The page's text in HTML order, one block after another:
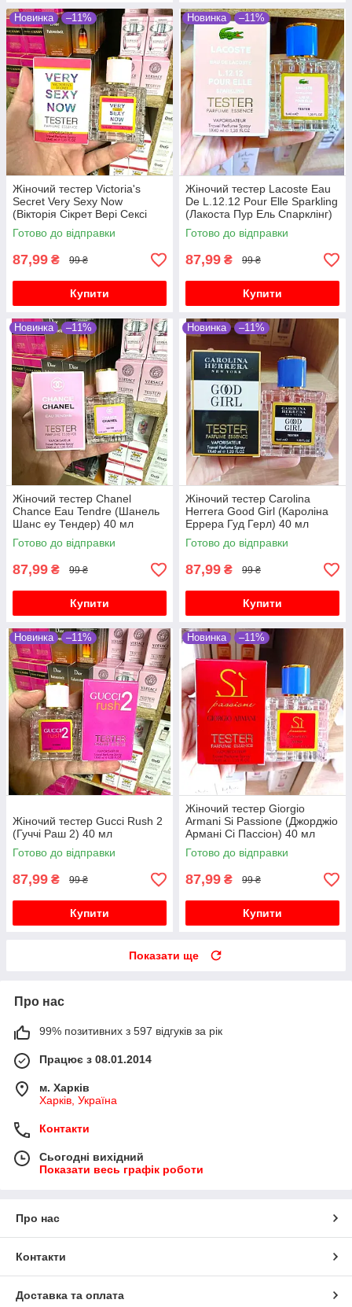
Новинка –11%
Жіночий тестер Victoria's
Secret Very Sexy Now
(Вікторія Сікрет Вері Сексі
Нау) 40 мл
Готово до відправки
87,99 ₴ 99 ₴
Купити
Новинка –11%
Жіночий тестер Lacoste Eau
De L.12.12 Pour Elle Sparkling
(Лакоста Пур Ель Спарклінг)
40 мл
Готово до відправки
87,99 ₴ 99 ₴
Купити
Новинка –11%
Жіночий тестер Chanel
Chance Eau Tendre (Шанель
Шанс еу Тендер) 40 мл
Готово до відправки
87,99 ₴ 99 ₴
Купити
Новинка –11%
Жіночий тестер Carolina
Herrera Good Girl (Кароліна
Еррера Гуд Герл) 40 мл
Готово до відправки
87,99 ₴ 99 ₴
Купити
Новинка –11%
Жіночий тестер Gucci Rush 2
(Гуччі Раш 2) 40 мл
Готово до відправки
87,99 ₴ 99 ₴
Купити
Новинка –11%
Жіночий тестер Giorgio
Armani Si Passione (Джорджіо
Армані Сі Пассіон) 40 мл
Готово до відправки
87,99 ₴ 99 ₴
Купити
Показати ще
Про нас
99% позитивних з 597 відгуків за рік
Працює з 08.01.2014
м. Харків
Харків, Україна
Контакти
Сьогодні вихідний
Показати весь графік роботи
Про нас
Контакти
Доставка та оплата